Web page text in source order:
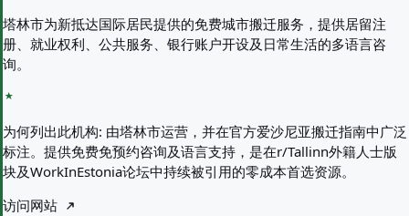
塔林市为新抵达国际居民提供的免费城市搬迁服务，提供居留注
册、就业权利、公共服务、银行账户开设及日常生活的多语言咨
询。
为何列出此机构: 由塔林市运营，并在官方爱沙尼亚搬迁指南中广泛
标注。提供免费免预约咨询及语言支持，是在r/Tallinn外籍人士版
块及WorkInEstonia论坛中持续被引用的零成本首选资源。
访问网站